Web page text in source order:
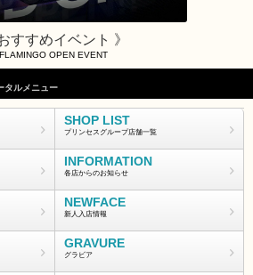
すすめイベント 》
FLAMINGO OPEN EVENT
タルメニュー
SHOP LIST
プリンセスグループ店舗一覧
INFORMATION
各店からのお知らせ
NEWFACE
新人入店情報
GRAVURE
グラビア